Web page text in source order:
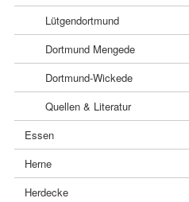
Lütgendortmund
Dortmund Mengede
Dortmund-Wickede
Quellen & Literatur
Essen
Herne
Herdecke